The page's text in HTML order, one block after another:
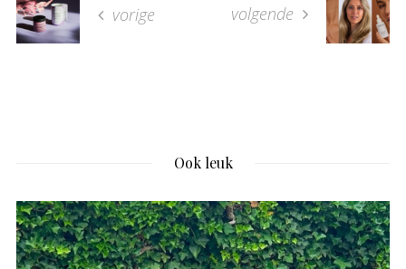
vorige volgende
Ook leuk